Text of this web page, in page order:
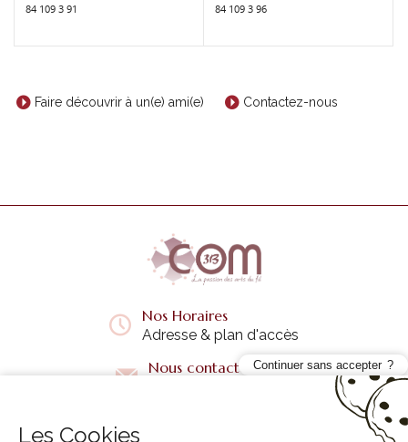
84 109 3 91 84 109 3 96
Faire découvrir à un(e) ami(e) Contactez-nous
Nos Horaires
Adresse & plan d'accès
Nous contacter Continuer sans accepter
Les Cookies